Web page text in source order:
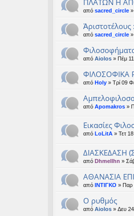
ΠΛΑΤΩΝ Η
από sacred_circle
από sacred_circle
από Aiolos » Πέμ
ΦΙΛΟΣΟΦΙΚΑ
από Holy » Τρί 09
από Apomakros »
Εικασίες
από LoLitA » Τετ
ΔΙΑΣΚΕΔΑΣΗ
από Dhmellhn »
ΑΘΑΝΑΣΙΑ
από ΙΝΤΙΓΚΟ » Παρ
Ο ρυθμός
από Aiolos » Δευ